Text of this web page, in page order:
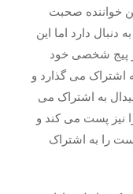
خواننده صحبت
دنبال دارد اما این
پیج شخصی خود
اشتراک می گذارد و
به اشتراک می‌
نیز پست می کند و
را به اشتراک